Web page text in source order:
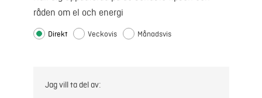
råden om el och energi
Direkt Veckovis Månadsvis
Jag vill ta del av: